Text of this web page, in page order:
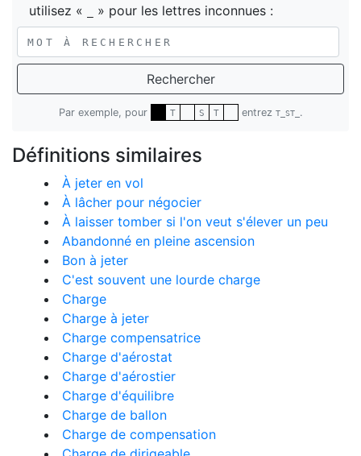
utilisez «
» pour les lettres inconnues :
Rechercher
Par exemple, pour T S T entrez T_ST_ .
Définitions similaires
À jeter en vol
À lâcher pour négocier
À laisser tomber si l'on veut s'élever un peu
Abandonné en pleine ascension
Bon à jeter
C'est souvent une lourde charge
Charge
Charge à jeter
Charge compensatrice
Charge d'aérostat
Charge d'aérostier
Charge d'équilibre
Charge de ballon
Charge de compensation